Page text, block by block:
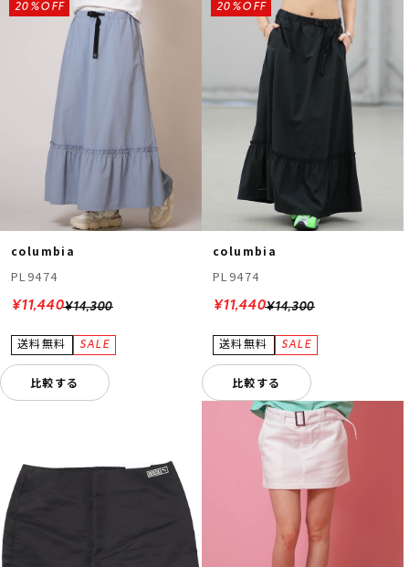
ブランド一覧
RIDE LIFE MAGAZINE一
スタッフスナップ
中古/アウトレット サー
中古/アウトレット スノ
ご利用ガイド
会員ランク
店頭受取サービス
ギフトラッピング
アフターサポート
下取り保証について
よくある質問
店舗一覧
お問い合わせ
ニュース
ムラサキスポーツ 公式アプリ
ポイント・クーポンもこのアプリで！
columbia
PL9474
¥14,300
20%OFF
¥11,440
比較する
columbia
PL9474
¥14,300
20%OFF
¥11,440
比較する